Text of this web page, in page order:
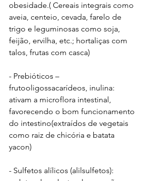
obesidade.( Cereais integrais como
aveia, centeio, cevada, farelo de
trigo e leguminosas como soja,
feijão, ervilha, etc.; hortaliças com
talos, frutas com casca)
- Prebióticos –
frutooligossacarídeos, inulina:
ativam a microflora intestinal,
favorecendo o bom funcionamento
do intestino(extraídos de vegetais
como raiz de chicória e batata
yacon)
- Sulfetos alílicos (alilsulfetos):